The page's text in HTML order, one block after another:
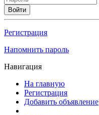
Войти
Регистрация
Напомнить пароль
Навигация
На главную
Регистрация
Добавить объявление